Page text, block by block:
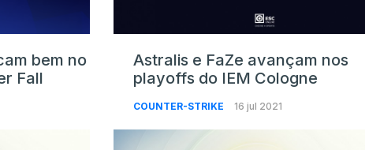
bem no
Fall
Astralis e FaZe avançam nos
playoffs do IEM Cologne
COUNTER-STRIKE 16 jul 2021